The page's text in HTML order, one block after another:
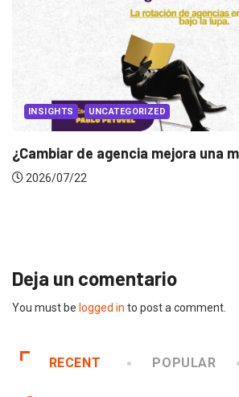
INSIGHTS
Deja un comentario
You must be logged in to post a comment.
RECENT POPULAR